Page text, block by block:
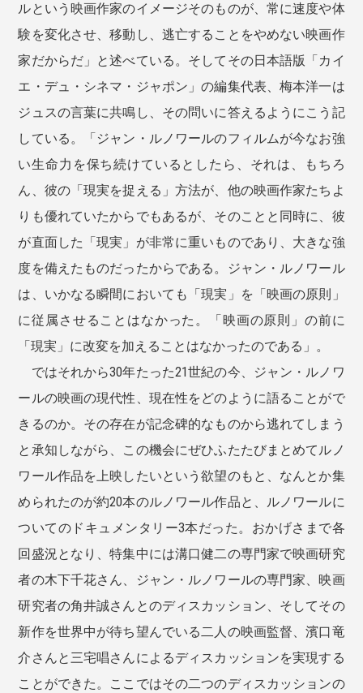
ルという映画作家のイメージそのものが、常に速度や体
験を変化させ、移動し、逃亡することをやめない映画作
家だからだ」と述べている。そしてその日本語版「カイ
エ・デュ・シネマ・ジャポン」の編集代表、梅本洋一は
ジュスの言葉に共鳴し、その問いに答えるようにこう記
している。「ジャン・ルノワールのフィルムが今なお強
い生命力を保ち続けているとしたら、それは、もちろ
ん、彼の「現実を捉える」方法が、他の映画作家たちよ
りも優れていたからでもあるが、そのことと同時に、彼
が直面した「現実」が非常に重いものであり、大きな強
度を備えたものだったからである。ジャン・ルノワール
は、いかなる瞬間においても「現実」を「映画の原則」
に従属させることはなかった。「映画の原則」の前に
「現実」に改変を加えることはなかったのである」。
ではそれから30年たった21世紀の今、ジャン・ルノワ
ールの映画の現代性、現在性をどのように語ることがで
きるのか。その存在が記念碑的なものから逃れてしまう
と承知しながら、この機会にぜひふたたびまとめてルノ
ワール作品を上映したいという欲望のもと、なんとか集
められたのが約20本のルノワール作品と、ルノワールに
ついてのドキュメンタリー3本だった。おかげさまで各
回盛況となり、特集中には溝口健二の専門家で映画研究
者の木下千花さん、ジャン・ルノワールの専門家、映画
研究者の角井誠さんとのディスカッション、そしてその
新作を世界中が待ち望んでいる二人の映画監督、濱口竜
介さんと三宅唱さんによるディスカッションを実現する
ことができた。ここではその二つのディスカッションの